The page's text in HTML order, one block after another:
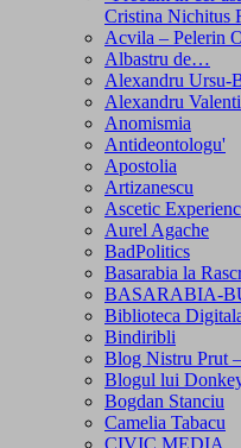
Cristina Nichitus
Acvila – Pelerin
Albastru de…
Alexandru Ursu-
Alexandru
Anomismia
Antideontologu'
Apostolia
Artizanescu
Ascetic
Aurel Agache
BadPolitics
Basarabia la
BASARABIA-
Biblioteca
Bindiribli
Blog Nistru Prut
Blogul lui
Bogdan Stanciu
Camelia Tabacu